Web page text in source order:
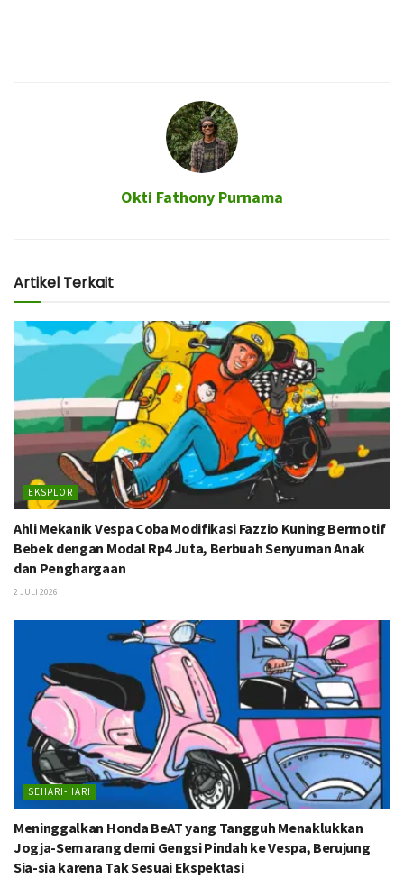
Okti Fathony Purnama
Artikel Terkait
EKSPLOR
Ahli Mekanik Vespa Coba Modifikasi Fazzio Kuning Bermotif
Bebek dengan Modal Rp4 Juta, Berbuah Senyuman Anak
dan Penghargaan
2 JULI 2026
SEHARI-HARI
Meninggalkan Honda BeAT yang Tangguh Menaklukkan
Jogja-Semarang demi Gengsi Pindah ke Vespa, Berujung
Sia-sia karena Tak Sesuai Ekspektasi